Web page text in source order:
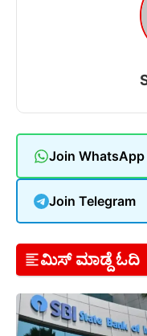
Join WhatsApp
Join Telegram
ಮಿಸ್ ಮಾಡ್ದೆ ಓದಿ